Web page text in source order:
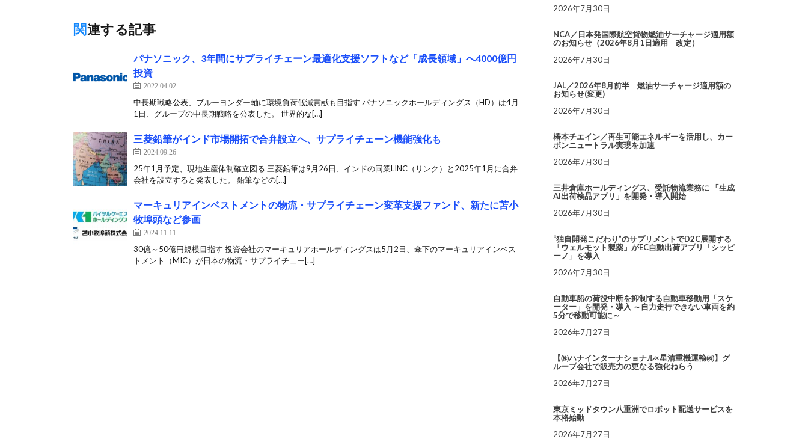
関連する記事
パナソニック、3年間にサプライチェーン最適化支援ソフトなど「成長領域」へ4000億円
投資
2022.04.02
中長期戦略公表、ブルーヨンダー軸に環境負荷低減貢献も目指す パナソニックホールディングス（HD）は4月
1日、グループの中長期戦略を公表した。 世界的な[…]
三菱鉛筆がインド市場開拓で合弁設立へ、サプライチェーン機能強化も
2024.09.26
25年1月予定、現地生産体制確立図る 三菱鉛筆は9月26日、インドの同業LINC（リンク）と2025年1月に合弁
会社を設立すると発表した。 鉛筆などの[…]
マーキュリアインベストメントの物流・サプライチェーン変革支援ファンド、新たに苫小
牧埠頭など参画
2024.11.11
30億～50億円規模目指す 投資会社のマーキュリアホールディングスは5月2日、傘下のマーキュリアインベス
トメント（MIC）が日本の物流・サプライチェー[…]
2026年7月30日
NCA／日本発国際航空貨物燃油サーチャージ適用額
のお知らせ（2026年8月1日適用 改定）
2026年7月30日
JAL／2026年8月前半 燃油サーチャージ適用額の
お知らせ(変更)
2026年7月30日
椿本チエイン／再生可能エネルギーを活用し、カー
ボンニュートラル実現を加速
2026年7月30日
三井倉庫ホールディングス、受託物流業務に 「生成
AI出荷検品アプリ」を開発・導入開始
2026年7月30日
“独自開発こだわり”のサプリメントでD2C展開する
「ウェルモット製薬」がEC自動出荷アプリ「シッピ
ーノ」を導入
2026年7月30日
自動車船の荷役中断を抑制する自動車移動用「スケ
ーター」を開発・導入 ～自力走行できない車両を約
5分で移動可能に～
2026年7月27日
【㈱ハナインターナショナル×星清重機運輸㈱】グ
ループ会社で販売力の更なる強化ねらう
2026年7月27日
東京ミッドタウン八重洲でロボット配送サービスを
本格始動
2026年7月27日